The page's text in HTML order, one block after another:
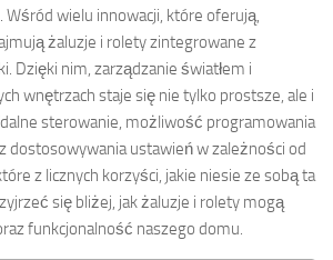
wielu innowacji, które oferują,
żaluzje i rolety zintegrowane z
Dzięki nim, zarządzanie światłem i
wnętrzach staje się nie tylko prostsze, ale i
sterowanie, możliwość programowania
dostosowywania ustawień w zależności od
z licznych korzyści, jakie niesie ze sobą ta
się bliżej, jak żaluzje i rolety mogą
funkcjonalność naszego domu.